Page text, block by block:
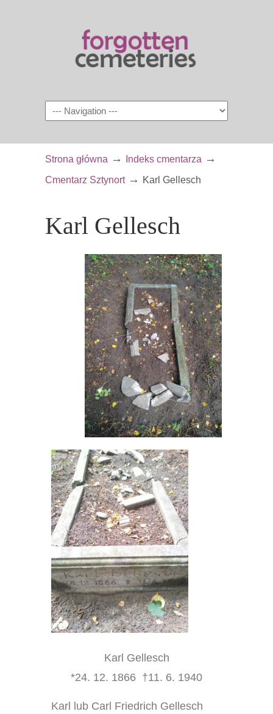
Navigation
Strona główna → Indeks cmentarza →
Cmentarz Sztynort→ Karl Gellesch
Karl Gellesch
Karl Gellesch
*24. 12. 1866 †11. 6. 1940
Karl lub Carl Friedrich Gellesch